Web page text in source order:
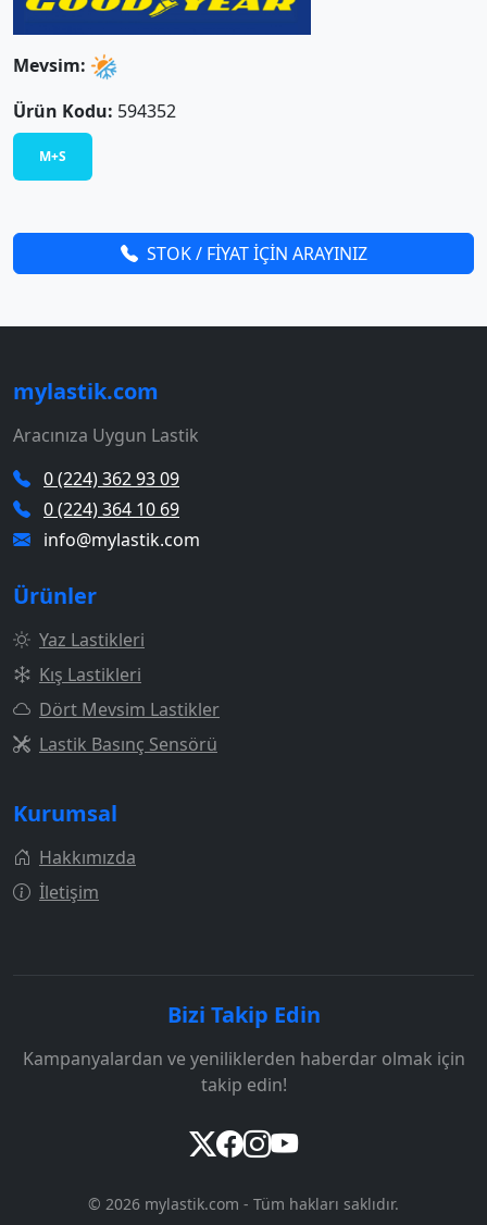
Mevsim:
Ürün Kodu: 594352
M+S
STOK / FİYAT İÇİN ARAYINIZ
mylastik.com
Aracınıza Uygun Lastik
0 (224) 362 93 09
0 (224) 364 10 69
info@mylastik.com
Ürünler
Yaz Lastikleri
Kış Lastikleri
Dört Mevsim Lastikler
Lastik Basınç Sensörü
Kurumsal
Hakkımızda
İletişim
Bizi Takip Edin
Kampanyalardan ve yeniliklerden haberdar olmak için
takip edin!
© 2026 mylastik.com - Tüm hakları saklıdır.